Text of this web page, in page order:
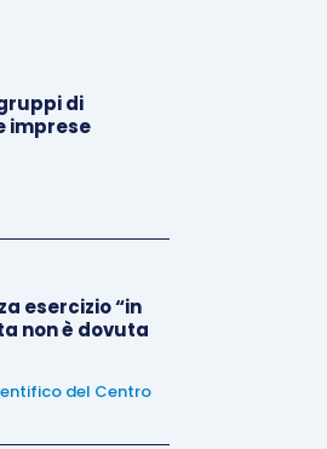
di
imprese
esercizio “in
non è dovuta
del Centro